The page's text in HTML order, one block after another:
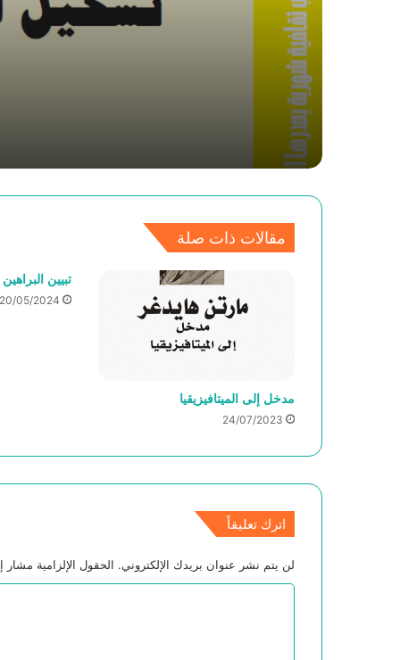
مقالات ذات صلة
مدخل إلى الميتافيزيقيا
24/07/2023
تبيين
20/05/2024
اترك تعليقاً
لن يتم نشر عنوان بريدك الإلكتروني. الحقول الإلزامية مشار